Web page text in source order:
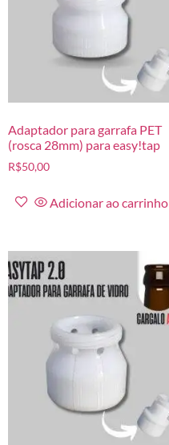
Adaptador para garrafa PET
(rosca 28mm) para easy!tap
R$50,00
Adicionar ao carrinho